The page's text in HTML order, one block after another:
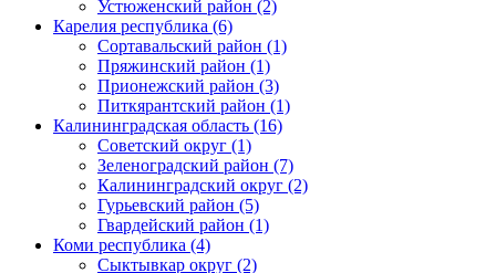
Устюженский район (2)
Карелия республика (6)
Сортавальский район (1)
Пряжинский район (1)
Прионежский район (3)
Питкярантский район (1)
Калининградская область (16)
Советский округ (1)
Зеленоградский район (7)
Калининградский округ (2)
Гурьевский район (5)
Гвардейский район (1)
Коми республика (4)
Сыктывкар округ (2)